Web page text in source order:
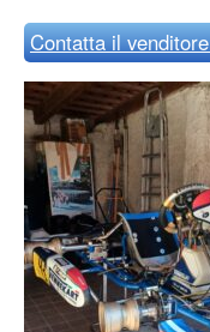
Contattail venditore